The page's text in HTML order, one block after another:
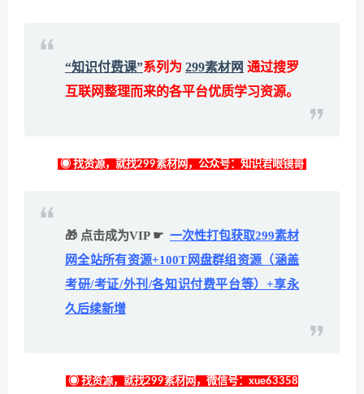
“知识付费课”系列为 299素材网 通过搜罗
互联网整理而来的各平台优质学习资源。
◉ 找资源，就找299素材网，公众号：知识君眼镜哥
🎁 点击成为VIP ☛ 一次性打包获取299素材
网全站所有资源+100T网盘群组资源（涵盖
考研/考证/外刊/各知识付费平台等）+享永
久后续新增
◉ 找资源，就找299素材网，微信号：xue63358